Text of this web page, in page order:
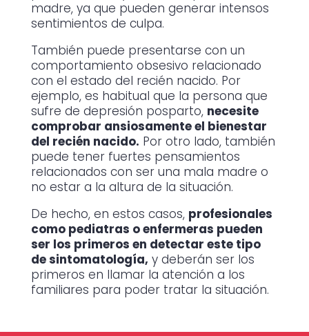
madre, ya que pueden generar intensos
sentimientos de culpa.
También puede presentarse con un
comportamiento obsesivo relacionado
con el estado del recién nacido. Por
ejemplo, es habitual que la persona que
sufre de depresión posparto, necesite
comprobar ansiosamente el bienestar
del recién nacido. Por otro lado, también
puede tener fuertes pensamientos
relacionados con ser una mala madre o
no estar a la altura de la situación.
De hecho, en estos casos, profesionales
como pediatras o enfermeras pueden
ser los primeros en detectar este tipo
de sintomatología, y deberán ser los
primeros en llamar la atención a los
familiares para poder tratar la situación.